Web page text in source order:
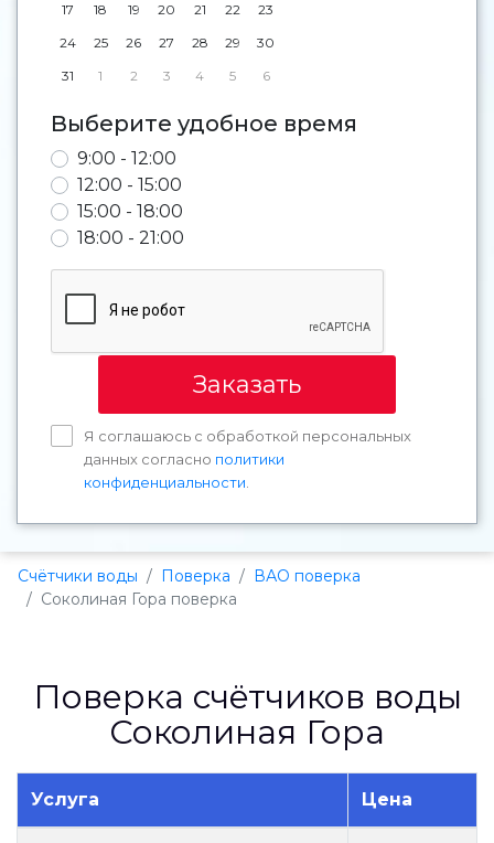
17
18 19 20 21 22
23
24
25 26 27 28 29
30
31
1 2 3 4 5 6
Выберите удобное время
9:00 - 12:00
12:00 - 15:00
15:00 - 18:00
18:00 - 21:00
Заказать
Я соглашаюсь с обработкой персональных
данных согласно политики
конфиденциальности
Счётчики воды Поверка
ВАО поверка
Соколиная Гора поверка
Поверка счётчиков воды
Соколиная Гора
Услуга Цена